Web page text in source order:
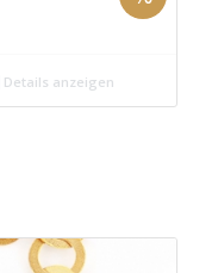
Details anzeigen